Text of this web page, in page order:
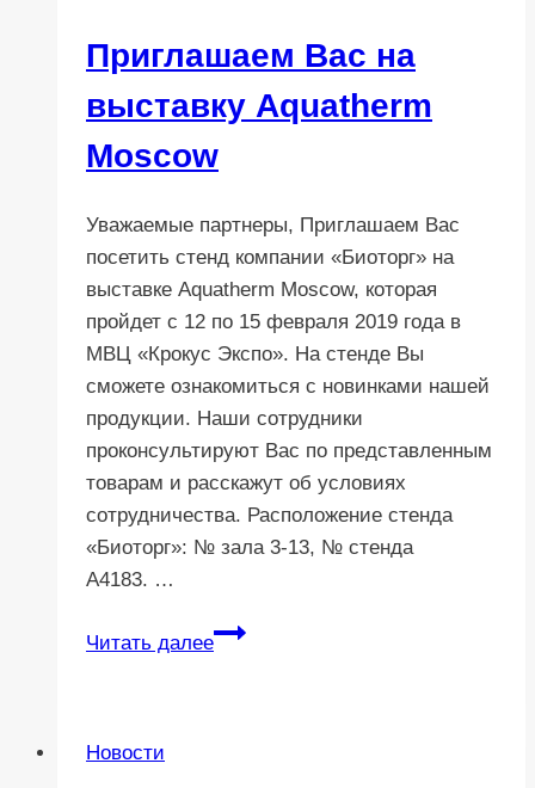
биотуалетов
Приглашаем Вас на
выставку Aquatherm
Moscow
Уважаемые партнеры, Приглашаем Вас
посетить стенд компании «Биоторг» на
выставке Aquatherm Moscow, которая
пройдет с 12 по 15 февраля 2019 года в
МВЦ «Крокус Экспо». На стенде Вы
сможете ознакомиться с новинками нашей
продукции. Наши сотрудники
проконсультируют Вас по представленным
товарам и расскажут об условиях
сотрудничества. Расположение стенда
«Биоторг»: № зала 3-13, № стенда
А4183. …
Читать далее
Приглашаем
Новости